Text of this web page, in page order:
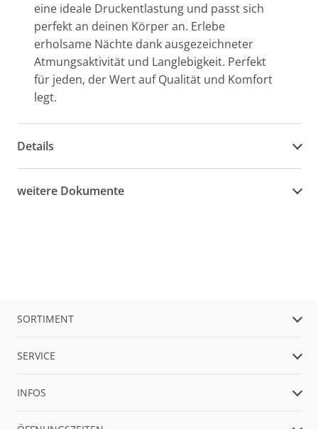
eine ideale Druckentlastung und passt sich
perfekt an deinen Körper an. Erlebe
erholsame Nächte dank ausgezeichneter
Atmungsaktivität und Langlebigkeit. Perfekt
für jeden, der Wert auf Qualität und Komfort
legt.
Details
weitere Dokumente
SORTIMENT
SERVICE
INFOS